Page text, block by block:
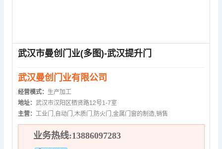
武汉市曼创门业(多图)-武汉提升门
武汉曼创门业有限公司
经营模式： 生产加工
地址： 武汉市汉阳区栖贤路12号1-7室
主营： 工业门,自动门,木质门,防火门,金属门窗的制造,销售
业务热线:13886097283